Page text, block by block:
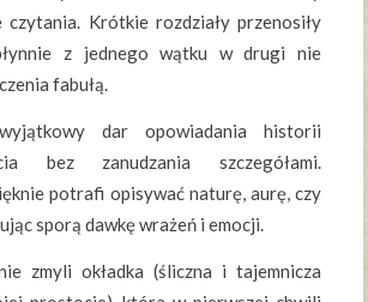
czytania. Krótkie rozdziały przenosiły
z jednego wątku w drugi nie
fabułą.
dar opowiadania historii
bez zanudzania szczegółami.
potrafi opisywać naturę, aurę, czy
sporą dawkę wrażeń i emocji.
zmyli okładka (śliczna i tajemnicza